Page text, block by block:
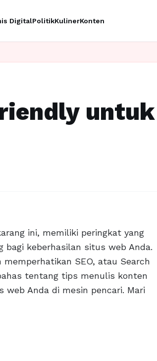
DigitalPolitikKulinerKonten
untuk
ini, memiliki peringkat yang
bagi keberhasilan situs web Anda.
SEO, atau Search
tentang tips menulis konten
Anda di mesin pencari. Mari